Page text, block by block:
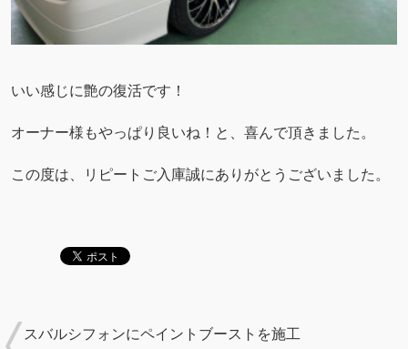
いい感じに艶の復活です！
オーナー様もやっぱり良いね！と、喜んで頂きました。
この度は、リピートご入庫誠にありがとうございました。
スバルシフォンにペイントブーストを施工